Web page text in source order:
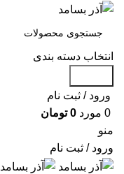
انتخاب دسته بندی
ورود / ثبت نام
0 مورد 0 تومان
منو
ورود / ثبت نام